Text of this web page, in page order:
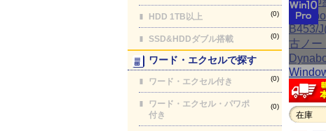
HDD 1TB以上 (0)
SSD&HDDダブル搭載 (0)
ワード・エクセルで探す
ワード・エクセル付き (0)
ワード・エクセル・パワポ
付き
(0)
在庫